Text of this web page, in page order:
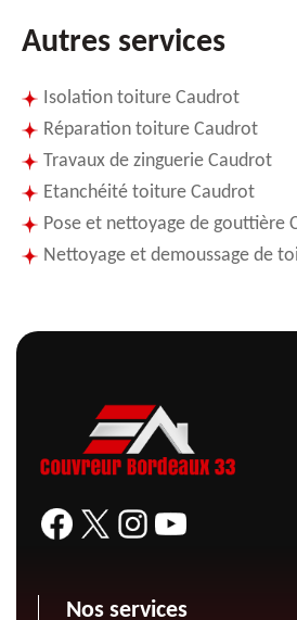
Autres services
Isolation toiture Caudrot
Réparation toiture Caudrot
Travaux de zinguerie Caudrot
Etanchéité toiture Caudrot
Pose et nettoyage de gouttière
Nettoyage et demoussage de
Nos services